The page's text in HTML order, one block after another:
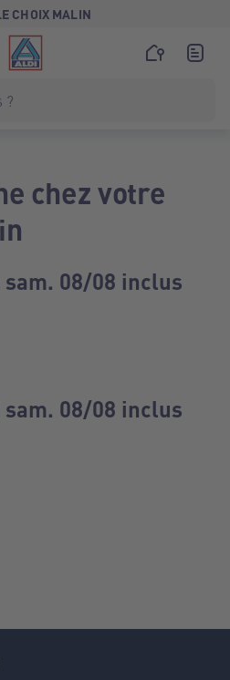
CHOIX MALIN
chez votre
08/08 inclus
08/08 inclus